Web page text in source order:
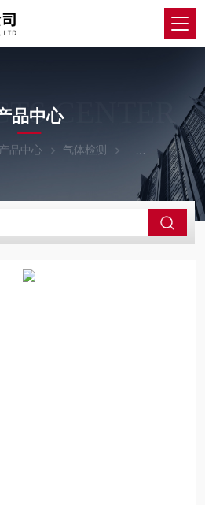
CENTER
品中心
产品中心 气体检测 气体分析仪